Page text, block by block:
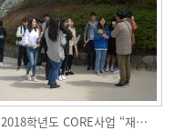
2018학년도 CORE사업 “재…